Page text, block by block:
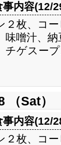
事内容(12/
２枚、コ
味噌汁、納
チゲスー
（Sat）
事内容(12/
２枚、コ